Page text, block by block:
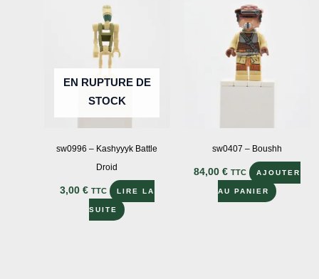
EN RUPTURE DE
STOCK
sw0996 – Kashyyyk Battle
Droid
3,00 € TTC LIRE LA
SUITE
sw0407 – Boushh
84,00€ TTC AJOUTER
AU PANIER